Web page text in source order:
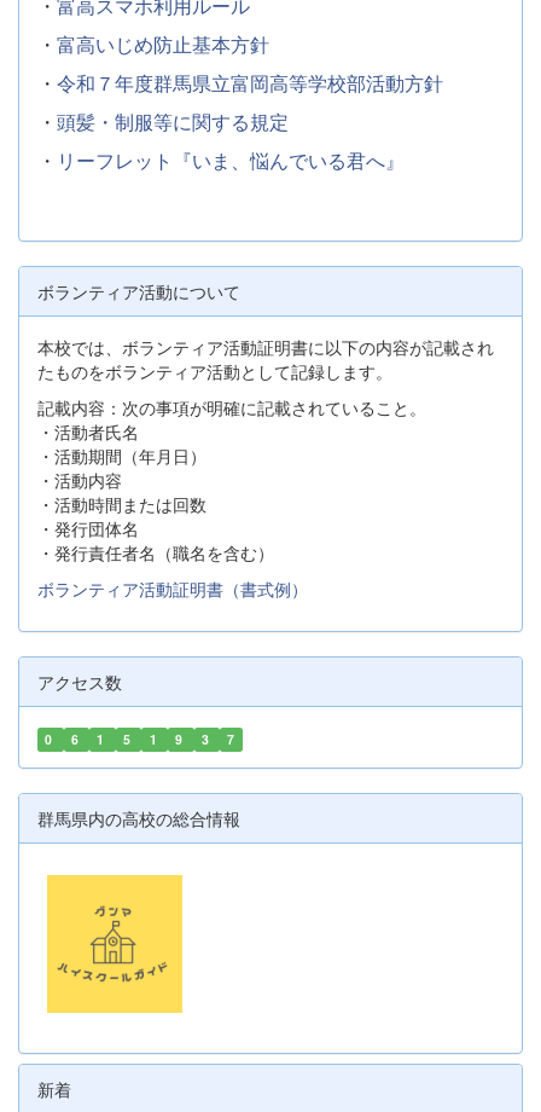
・ 富高いじめ防止基本方針
・ 令和７年度群馬県立富岡高等学校部活動方針
・ 頭髪・制服等に関する規定
・ リーフレット『いま、悩んでいる君へ』
ボランティア活動について
本校では、ボランティア活動証明書に以下の内容が記載され
たものをボランティア活動として記録します。
記載内容：次の事項が明確に記載されていること。
・活動者氏名
・活動期間（年月日）
・活動内容
・活動時間または回数
・発行団体名
・発行責任者名（職名を含む）
ボランティア活動証明書（書式例）
アクセス数
0 6 1 5 1 9 3 7
群馬県内の高校の総合情報
新着